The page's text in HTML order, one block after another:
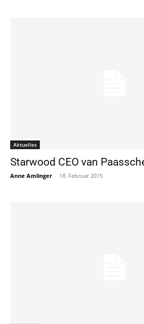
Aktuelles
Starwood CEO van
Anne Amlinger - 18. Februar 2015